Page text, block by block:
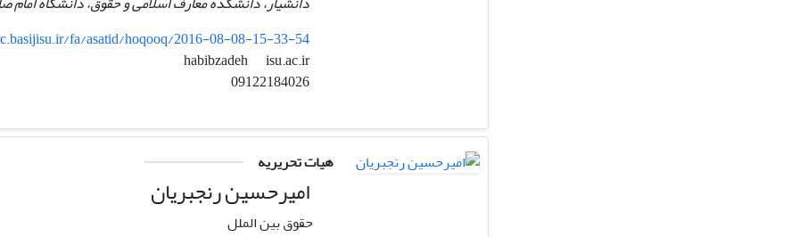
fa/asatid/hoqooq/2016-08-08-15-33-54
habibzadeh
isu.ac.ir
هیات تحریریه
امیرحسین رنجبریان
حقوق بین الملل